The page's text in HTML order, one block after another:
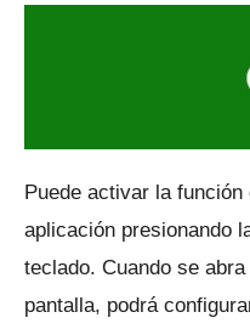
Puede activar la
aplicación presionando
teclado. Cuando se
pantalla, podrá